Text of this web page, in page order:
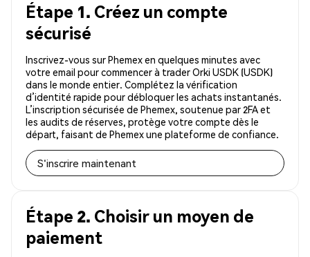
Étape 1. Créez un compte
sécurisé
Inscrivez-vous sur Phemex en quelques minutes avec
votre email pour commencer à trader Orki USDK (USDK)
dans le monde entier. Complétez la vérification
d’identité rapide pour débloquer les achats instantanés.
L’inscription sécurisée de Phemex, soutenue par 2FA et
les audits de réserves, protège votre compte dès le
départ, faisant de Phemex une plateforme de confiance.
S'inscrire maintenant
Étape 2. Choisir un moyen de
paiement